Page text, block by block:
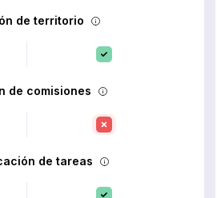
de territorio
de comisiones
de tareas